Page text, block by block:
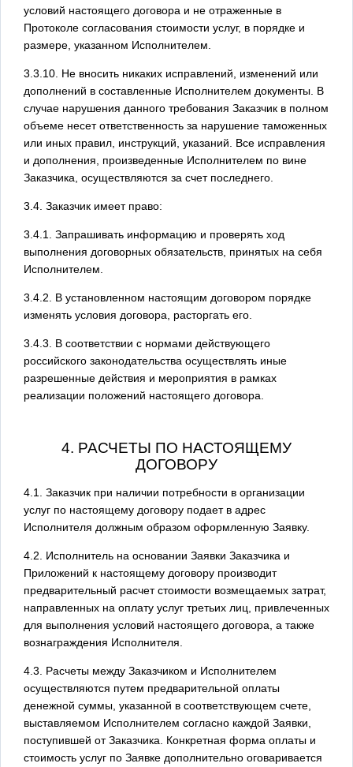
условий настоящего договора и не отраженные в
Протоколе согласования стоимости услуг, в порядке и
размере, указанном Исполнителем.
3.3.10. Не вносить никаких исправлений, изменений или
дополнений в составленные Исполнителем документы. В
случае нарушения данного требования Заказчик в полном
объеме несет ответственность за нарушение таможенных
или иных правил, инструкций, указаний. Все исправления
и дополнения, произведенные Исполнителем по вине
Заказчика, осуществляются за счет последнего.
3.4. Заказчик имеет право:
3.4.1. Запрашивать информацию и проверять ход
выполнения договорных обязательств, принятых на себя
Исполнителем.
3.4.2. В установленном настоящим договором порядке
изменять условия договора, расторгать его.
3.4.3. В соответствии с нормами действующего
российского законодательства осуществлять иные
разрешенные действия и мероприятия в рамках
реализации положений настоящего договора.
4. РАСЧЕТЫ ПО НАСТОЯЩЕМУ
ДОГОВОРУ
4.1. Заказчик при наличии потребности в организации
услуг по настоящему договору подает в адрес
Исполнителя должным образом оформленную Заявку.
4.2. Исполнитель на основании Заявки Заказчика и
Приложений к настоящему договору производит
предварительный расчет стоимости возмещаемых затрат,
направленных на оплату услуг третьих лиц, привлеченных
для выполнения условий настоящего договора, а также
вознаграждения Исполнителя.
4.3. Расчеты между Заказчиком и Исполнителем
осуществляются путем предварительной оплаты
денежной суммы, указанной в соответствующем счете,
выставляемом Исполнителем согласно каждой Заявки,
поступившей от Заказчика. Конкретная форма оплаты и
стоимость услуг по Заявке дополнительно оговаривается